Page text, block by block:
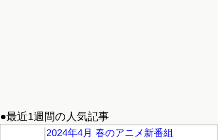
●最近1週間の人気記事
2024年4月 春のアニメ新番組